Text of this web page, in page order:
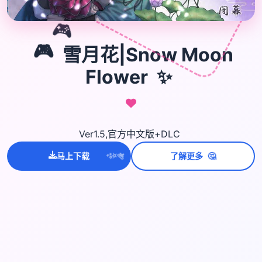
🎮
🎮 雪月花|Snow Moon
Flower ✨
Ver1.5,官方中文版+DLC
马上下载 ✨
⭐💫 了解更多 🤔